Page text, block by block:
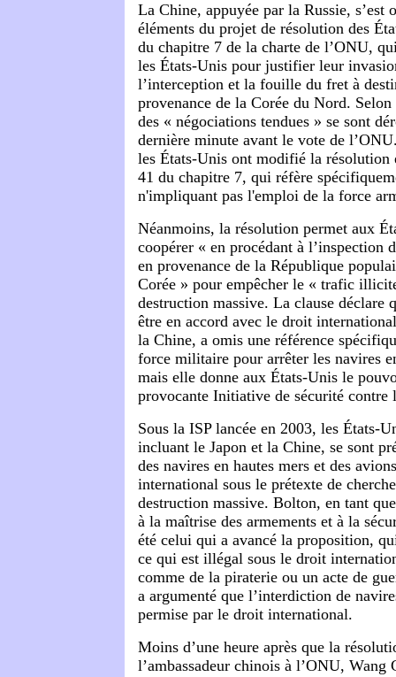
La Chine, appuyée par la Russie, s’est
éléments du projet de résolution des
du chapitre 7 de la charte de l’ONU,
les États-Unis pour justifier leur
l’interception et la fouille du fret à
provenance de la Corée du Nord.
des « négociations tendues » se sont
dernière minute avant le vote de
les États-Unis ont modifié la résolution
41 du chapitre 7, qui réfère
n'impliquant pas l'emploi de la force
Néanmoins, la résolution permet aux
coopérer « en procédant à l’inspection
en provenance de la République
Corée » pour empêcher le « trafic
destruction massive. La clause déclare
être en accord avec le droit
la Chine, a omis une référence
force militaire pour arrêter les navires
mais elle donne aux États-Unis le
provocante Initiative de sécurité
Sous la ISP lancée en 2003, les États-
incluant le Japon et la Chine, se sont
des navires en hautes mers et des
international sous le prétexte de
destruction massive. Bolton, en tant
à la maîtrise des armements et à la
été celui qui a avancé la proposition,
ce qui est illégal sous le droit
comme de la piraterie ou un acte de
a argumenté que l’interdiction de
permise par le droit international.
Moins d’une heure après que la
l’ambassadeur chinois à l’ONU, Wang